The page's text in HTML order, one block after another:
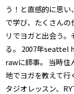
う！と直感的に思
で学び、たくさんの
リでヨガと出会う
る。 2007年seattel
rawに師事。 当時住
地でヨガを教えて行
タジオレッスン、